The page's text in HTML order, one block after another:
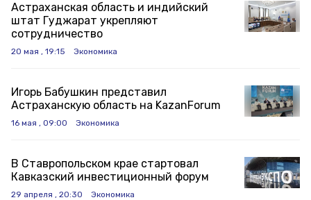
Астраханская область и индийский
штат Гуджарат укрепляют
сотрудничество
20 мая , 19:15 Экономика
Игорь Бабушкин представил
Астраханскую область на KazanForum
16 мая , 09:00 Экономика
В Ставропольском крае стартовал
Кавказский инвестиционный форум
29 апреля , 20:30 Экономика